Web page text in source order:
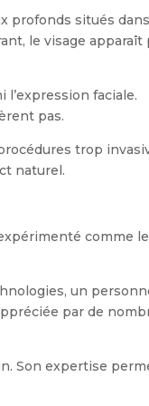
profonds situés
le visage apparaît
faciale.
pas.
trop
naturel.
comme
un
par de
Son expertise